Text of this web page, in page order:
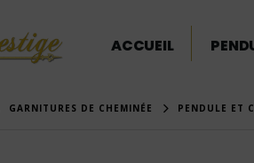
ACCUEIL
GARNITURES DE CHEMINÉE PENDULE ET